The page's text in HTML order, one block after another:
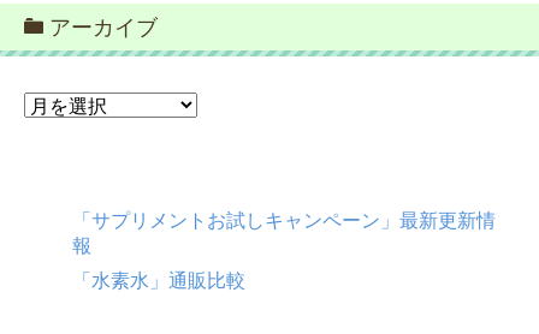
アーカイブ
ア
「サプリメントお試しキャンペーン」最新更新情
報
「水素水」通販比較